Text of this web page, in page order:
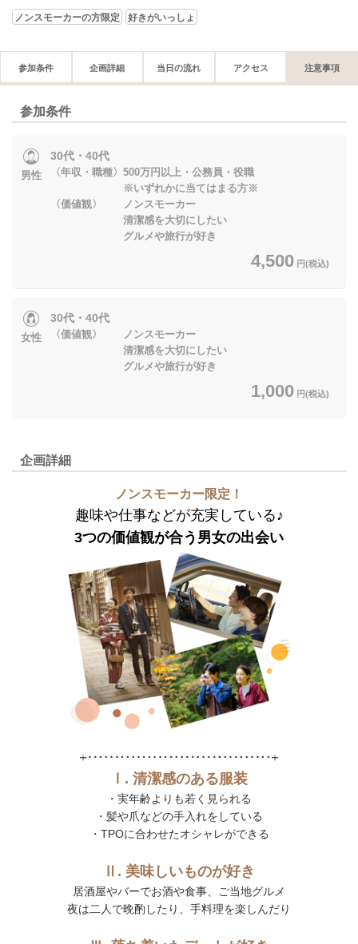
ノンスモーカーの方限定 好きがいっしょ
参加条件 企画詳細 当日の流れ アクセス 注意事項
参加条件
男性
30代・40代
〈年収・職種〉500万円以上・公務員・役職
※いずれかに当てはまる方※
〈価値観〉 ノンスモーカー
清潔感を大切にしたい
グルメや旅行が好き
4,500 円(税込)
女性
30代・40代
〈価値観〉 ノンスモーカー
清潔感を大切にしたい
グルメや旅行が好き
1,000 円(税込)
企画詳細
ノンスモーカー限定！
趣味や仕事などが充実している♪
3つの価値観が合う男女の出会い
Ⅰ. 清潔感のある服装
・実年齢よりも若く見られる
・髪や爪などの手入れをしている
・TPOに合わせたオシャレができる
Ⅱ. 美味しいものが好き
居酒屋やバーでお酒や食事、ご当地グルメ
夜は二人で晩酌したり、手料理を楽しんだり